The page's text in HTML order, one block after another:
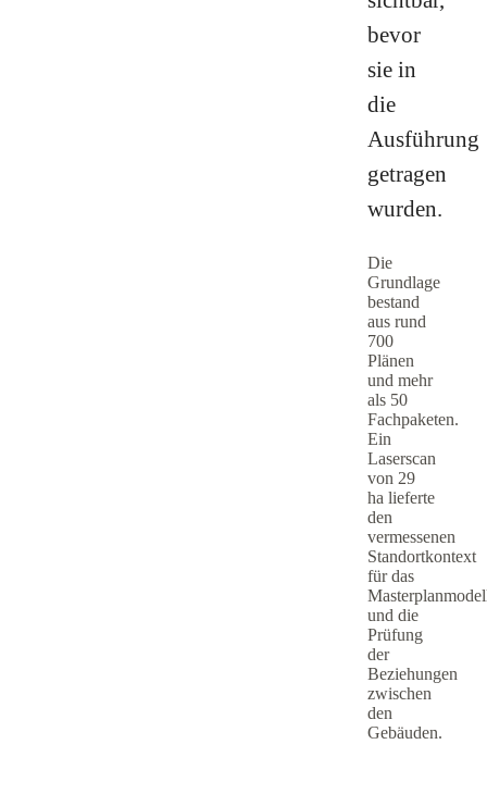
bevor
sie in
die
Ausführung
getragen
wurden.
Die
Grundlage
bestand
aus rund
700
Plänen
und mehr
als 50
Fachpaketen.
Ein
Laserscan
von 29
ha lieferte
den
vermessenen
Standortkontext
für das
und die
Prüfung
der
Beziehungen
zwischen
den
Gebäuden.